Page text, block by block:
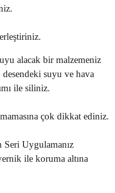
alacak bir malzemeniz
desendeki suyu ve hava
ile siliniz.
çok dikkat ediniz.
Seri Uygulamanız
ile koruma altına